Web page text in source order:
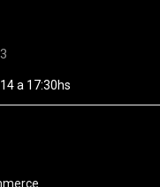
a 17:30hs